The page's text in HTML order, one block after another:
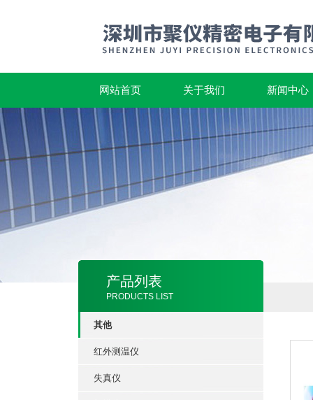
网站首页 关于我们 新闻中心
产品列表
PRODUCTS LIST
其他
红外测温仪
失真仪